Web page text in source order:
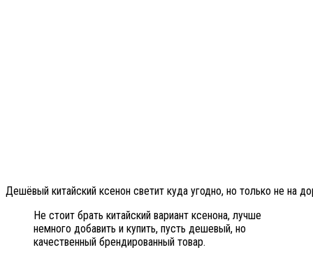
Дешёвый китайский ксенон светит куда угодно, но только не на
Не стоит брать китайский вариант ксенона, лучше
немного добавить и купить, пусть дешевый, но
качественный брендированный товар.